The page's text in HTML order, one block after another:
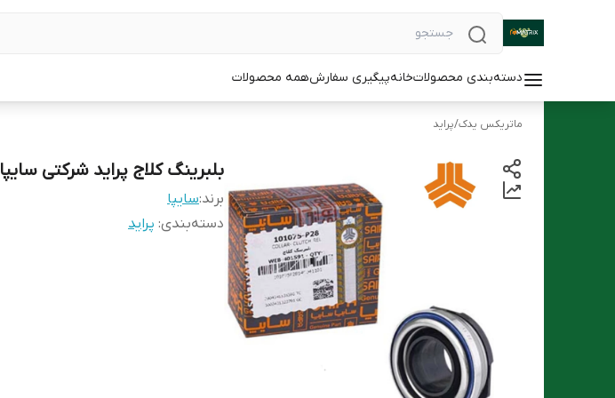
دسته‌بندی محصولاتخانهپیگیری سفارشهمه محصولات
ماتریکس یدک/پراید
بلبرینگ کلاج پراید شرکتی سایپا
برند:سایپا
دسته‌بندی: پراید